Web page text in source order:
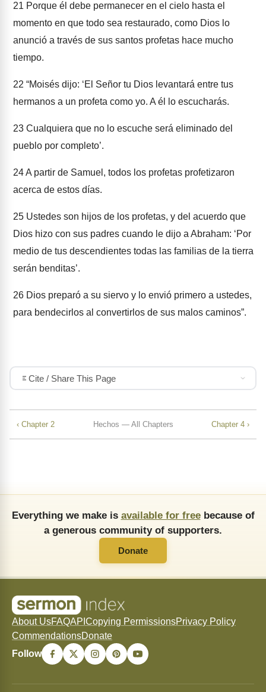
21 Porque él debe permanecer en el cielo hasta el
momento en que todo sea restaurado, como Dios lo
anunció a través de sus santos profetas hace mucho
tiempo.
22 “Moisés dijo: ‘El Señor tu Dios levantará entre tus
hermanos a un profeta como yo. A él lo escucharás.
23 Cualquiera que no lo escuche será eliminado del
pueblo por completo’.
24A partir de Samuel, todos los profetas profetizaron
acerca de estos días.
25 Ustedes son hijos de los profetas, y del acuerdo que
Dios hizo con sus padres cuando le dijo a Abraham: ‘Por
medio de tus descendientes todas las familias de la tierra
serán benditas’.
26 Dios preparó a su siervo y lo envió primero a ustedes,
para bendecirlos al convertirlos de sus malos caminos”.
Cite / Share This Page
‹ Chapter 2 Hechos — All Chapters Chapter 4 ›
Everything we make is available for freebecause of
a generous community of supporters.
Donate
About UsFAQAPI Copying PermissionsPrivacy Policy
CommendationsDonate
Follow